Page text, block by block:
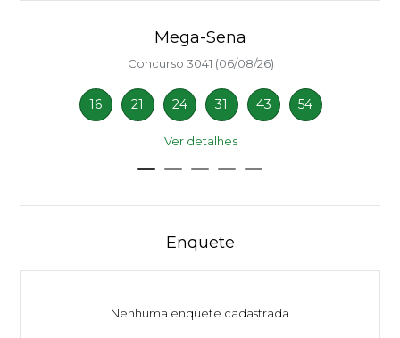
Mega-Sena
Concurso 3041 (06/08/26)
16 21 24 31 43 54
Ver detalhes
Enquete
Nenhuma enquete cadastrada